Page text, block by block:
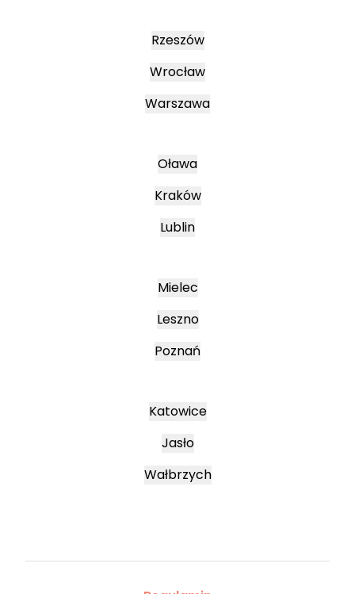
Rzeszów
Wrocław
Warszawa
Oława
Kraków
Lublin
Mielec
Leszno
Poznań
Katowice
Jasło
Wałbrzych